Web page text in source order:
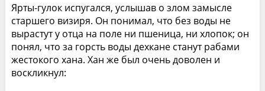
Ярты-гулок испугался, услышав о злом замысле
старшего визиря. Он понимал, что без воды не
вырастут у отца на поле ни пшеница, ни хлопок; он
понял, что за горсть воды дехкане станут рабами
жестокого хана. Хан же был очень доволен и
воскликнул: